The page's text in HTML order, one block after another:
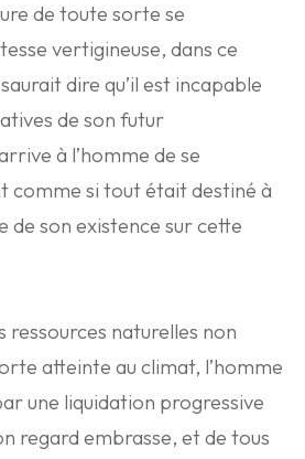
de toute sorte se
vertigineuse, dans ce
dire qu’il est incapable
de son futur
à l’homme de se
comme si tout était destiné à
de son existence sur cette
ressources naturelles non
atteinte au climat, l’homme
une liquidation progressive
regard embrasse, et de tous